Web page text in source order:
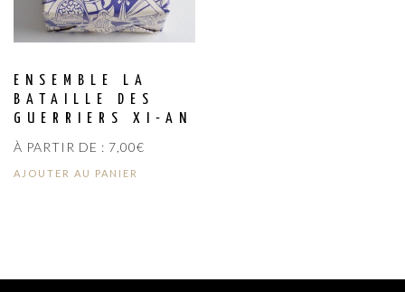
ENSEMBLE LA
BATAILLE DES
GUERRIERS XI-AN
À PARTIR DE : 7,00€
AJOUTER AU PANIER